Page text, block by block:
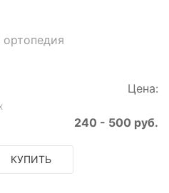
Цена:
240 - 500 руб.
КУПИТЬ